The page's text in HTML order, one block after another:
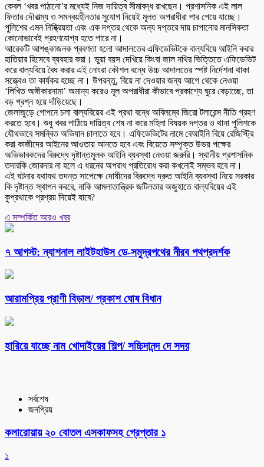
কেবল ‘খবর পাঠানো’র মধ্যেই নিজ দায়িত্ব সীমাবদ্ধ রাখছেন। প্রশাসনিক এই লাল
ফিতার দৌরাত্ম্য ও সমন্বয়হীনতার সুযোগ নিয়েই মূলত অপরাধীরা পার পেয়ে যাচ্ছে।
পুলিশের এমন নিষ্ক্রিয়তা এবং এক দপ্তর থেকে অন্য দপ্তরে দায় চাপানোর মানসিকতা
কোনোভাবেই গ্রহণযোগ্য হতে পারে না।
আরেকটি আশঙ্কাজনক প্রবণতা হলো আদালতের এফিডেভিটকে বাল্যবিয়ে আইনি করার
হাতিয়ার হিসেবে ব্যবহার করা। ভুয়া বয়স দেখিয়ে কিংবা জাল নথির ভিত্তিতে এফিডেভিট
করে বাল্যবিয়ে বৈধ করার এই নোংরা কৌশল বন্ধে উচ্চ আদালতের স্পষ্ট নির্দেশনা থাকা
সত্ত্বেও তা কার্যকর হচ্ছে না। উপরন্তু, বিয়ে না দেওয়ার জন্য আগে থেকে নেওয়া
‘লিখিত অঙ্গীকারনামা’ অমান্য করেও মূল অপরাধীরা কীভাবে প্রকাশ্যে ঘুরে বেড়াচ্ছে, তা
বড় প্রশ্ন হয়ে দাঁড়িয়েছে।
জেলাজুড়ে গোপনে চলা বাল্যবিয়ের এই প্রথা বন্ধে অবিলম্বে জিরো টলারেন্স নীতি গ্রহণ
করতে হবে। শুধু খবর পাঠিয়ে দায়িত্ব শেষ না করে মহিলা বিষয়ক দপ্তর ও থানা পুলিশকে
যৌথভাবে সমন্বিত অভিযান চালাতে হবে। এফিডেভিটের নামে বেআইনি বিয়ে রেজিস্ট্রি
করা কাজীদের আইনের আওতায় আনতে হবে এবং বিয়েতে সম্পৃক্ত উভয় পক্ষের
অভিভাবকদের বিরুদ্ধে দৃষ্টান্তমূলক আইনি ব্যবস্থা নেওয়া জরুরি। স্থানীয় প্রশাসনিক
তদারকি জোরদার না হলে এ ধরনের অপরাধ প্রতিরোধ করা কখনোই সম্ভব হবে না।
এই ঘটনার যথাযথ তদন্ত সাপেক্ষে দোষীদের বিরুদ্ধে দ্রুত আইনি ব্যবস্থা নিয়ে সরকার
কি দৃষ্টান্ত স্থাপন করবে, নাকি আমলাতান্ত্রিক জটিলতার অজুহাতে বাল্যবিয়ের এই
কুপ্রথাকে প্রশ্রয় দিয়েই যাবে?
এ সম্পর্কিত আরও খবর
৭ আগস্ট: ন্যাশনাল লাইটহাউস ডে-সমুদ্রপথের নীরব পথপ্রদর্শক
আরামপ্রিয় প্রাণী বিড়াল/ প্রকাশ ঘোষ বিধান
হারিয়ে যাচ্ছে নাম খোদাইয়ের শিল্প/ সচ্চিদানন্দ দে সদয়
সর্বশেষ
জনপ্রিয়
কলারোয়ায় ২০ বোতল এসকাফসহ গ্রেপ্তার ১
১